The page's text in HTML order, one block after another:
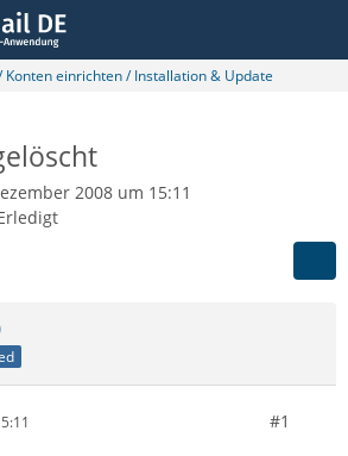
einrichten / Installation & Update
2008 um 15:11
#1